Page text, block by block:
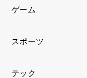
ゲーム
スポーツ
テック